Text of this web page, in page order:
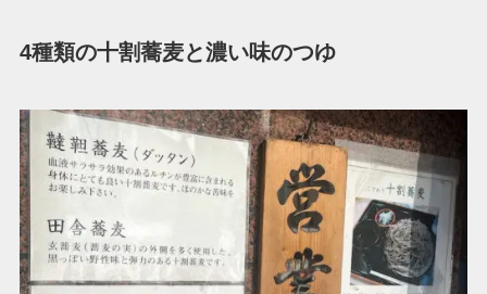
4種類の十割蕎麦と濃い味のつゆ